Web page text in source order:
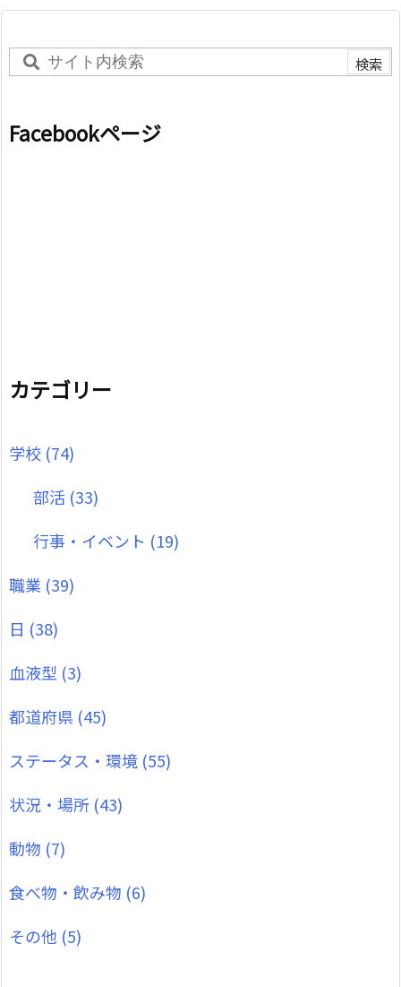
Facebookページ
カテゴリー
学校 (74)
部活 (33)
行事・イベント (19)
職業 (39)
日 (38)
血液型 (3)
都道府県 (45)
ステータス・環境 (55)
状況・場所 (43)
動物 (7)
食べ物・飲み物 (6)
その他 (5)